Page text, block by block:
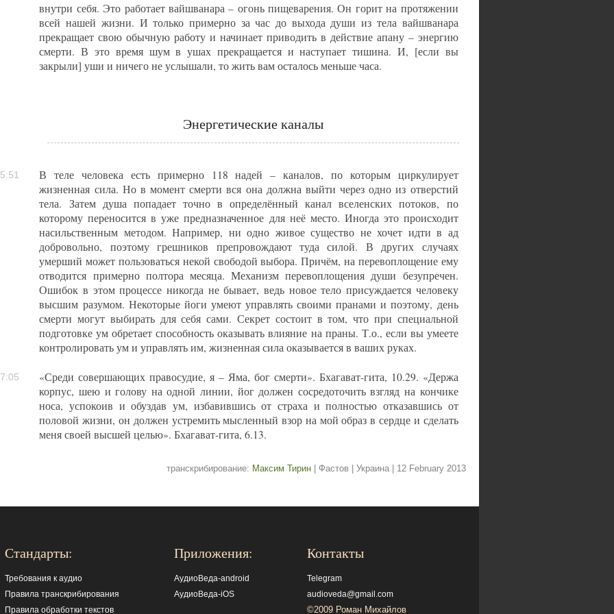
внутри себя. Это работает вайшванара – огонь пищеварения. Он горит на протяжении
всей нашей жизни. И только примерно за час до выхода души из тела вайшванара
прекращает свою обычную работу и начинает приводить в действие апану – энергию
смерти. В это время шум в ушах прекращается и наступает тишина. И, [если вы
закрыли] уши и ничего не услышали, то жить вам осталось меньше часа.
Энергетические каналы
В теле человека есть примерно 118 надей – каналов, по которым циркулирует
жизненная сила. Но в момент смерти вся она должна выйти через одно из отверстий
тела. Затем душа попадает точно в определённый канал вселенских потоков, по
которому переносится в уже предназначенное для неё место. Иногда это происходит
насильственным методом. Например, ни одно живое существо не хочет идти в ад
добровольно, поэтому грешников препровождают туда силой. В других случаях
умерший может пользоваться некой свободой выбора. Причём, на перевоплощение ему
отводится примерно полтора месяца. Механизм перевоплощения души безупречен.
Ошибок в этом процессе никогда не бывает, ведь новое тело присуждается человеку
высшим разумом. Некоторые йоги умеют управлять своими пранами и поэтому, день
смерти могут выбирать для себя сами. Секрет состоит в том, что при специальной
подготовке ум обретает способность оказывать влияние на праны. Т.о., если вы умеете
контролировать ум и управлять им, жизненная сила оказывается в ваших руках.
«Среди совершающих правосудие, я – Яма, бог смерти». Бхагават-гита, 10.29. «Держа
корпус, шею и голову на одной линии, йог должен сосредоточить взгляд на кончике
носа, успокоив и обуздав ум, избавившись от страха и полностью отказавшись от
половой жизни, он должен устремить мысленный взор на мой образ в сердце и сделать
меня своей высшей целью». Бхагават-гита, 6.13.
транскрибирование: Максим Тирин | Фастов | Украина | 12 February 2013
Стандарты:
Требования к аудио
Правила транскрибирования
Правила обработки текстов
Приложения:
АудиоВеда-android
АудиоВеда-iOS
Контакты
Telegram
audioveda@gmail.com
©2009 Роман Михайлов